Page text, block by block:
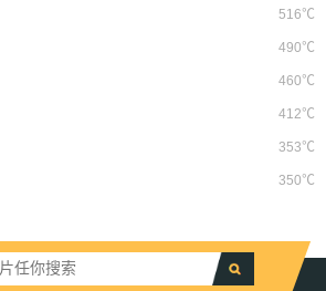
516℃
490℃
460℃
412℃
353℃
350℃